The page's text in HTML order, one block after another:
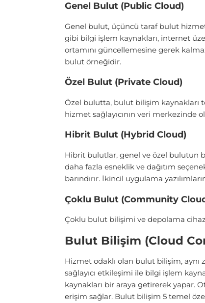
Genel Bulut (Public Cloud)
Genel bulut, üçüncü taraf bulut hizmet
gibi bilgi işlem kaynakları, internet
ortamını güncellemesine gerek
bulut örneğidir.
Özel Bulut (Private Cloud)
Özel bulutta, bulut bilişim kaynakları
hizmet sağlayıcının veri merkezinde
Hibrit Bulut (Hybrid Cloud)
Hibrit bulutlar, genel ve özel bulutun
daha fazla esneklik ve dağıtım
barındırır. İkincil uygulama
Çoklu Bulut (Community
Çoklu bulut bilişimi ve depolama
Bulut Bilişim (Cloud
Hizmet odaklı olan bulut bilişim, aynı
sağlayıcı etkileşimi ile bilgi işlem
kaynakları bir araya getirerek yapar.
erişim sağlar. Bulut bilişim 5 temel